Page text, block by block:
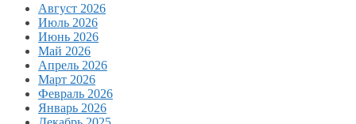
Август 2026
Июль 2026
Июнь 2026
Май 2026
Апрель 2026
Март 2026
Февраль 2026
Январь 2026